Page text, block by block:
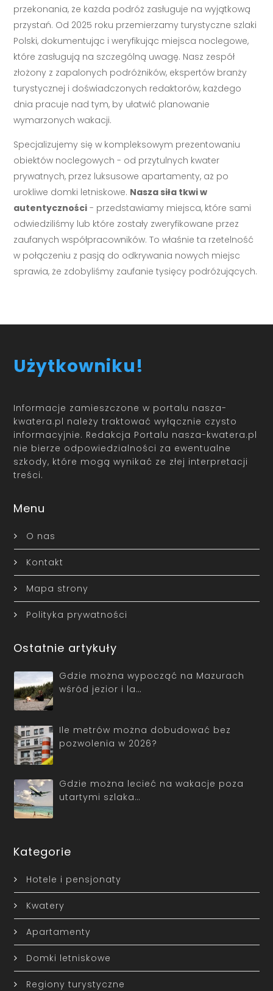
przekonania, że każda podróż zasługuje na wyjątkową
przystań. Od 2025 roku przemierzamy turystyczne szlaki
Polski, dokumentując i weryfikując miejsca noclegowe,
które zasługują na szczególną uwagę. Nasz zespół
złożony z zapalonych podróżników, ekspertów branży
turystycznej i doświadczonych redaktorów, każdego
dnia pracuje nad tym, by ułatwić planowanie
wymarzonych wakacji.
Specjalizujemy się w kompleksowym prezentowaniu
obiektów noclegowych - od przytulnych kwater
prywatnych, przez luksusowe apartamenty, aż po
urokliwe domki letniskowe. Nasza siła tkwi w
autentyczności - przedstawiamy miejsca, które sami
odwiedziliśmy lub które zostały zweryfikowane przez
zaufanych współpracowników. To właśnie ta rzetelność
w połączeniu z pasją do odkrywania nowych miejsc
sprawia, że zdobyliśmy zaufanie tysięcy podróżujących.
Użytkowniku!
Informacje zamieszczone w portalu nasza-
kwatera.pl należy traktować wyłącznie czysto
informacyjnie. Redakcja Portalu nasza-kwatera.pl
nie bierze odpowiedzialności za ewentualne
szkody, które mogą wynikać ze złej interpretacji
treści.
Menu
O nas
Kontakt
Mapa strony
Polityka prywatności
Ostatnie artykuły
Gdzie można wypocząć na Mazurach
wśród jezior i la…
Ile metrów można dobudować bez
pozwolenia w 2026?
Gdzie można lecieć na wakacje poza
utartymi szlaka…
Kategorie
Hotele i pensjonaty
Kwatery
Apartamenty
Domki letniskowe
Regiony turystyczne